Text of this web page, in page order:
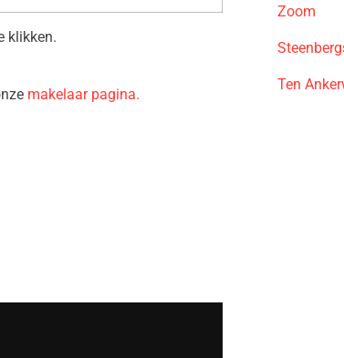
klikken.
makelaar pagina.
Zoom
Ten